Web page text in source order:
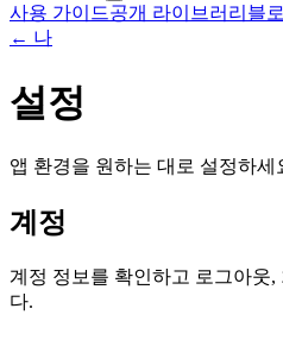
사용 가이드공개 라이브러리 블
← 나
설정
앱 환경을 원하는 대로 설정하세
계정
계정 정보를 확인하고 로그아웃,
다.